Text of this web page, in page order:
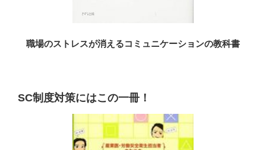
職場のストレスが消えるコミュニケーションの教科書
SC制度対策にはこの一冊！